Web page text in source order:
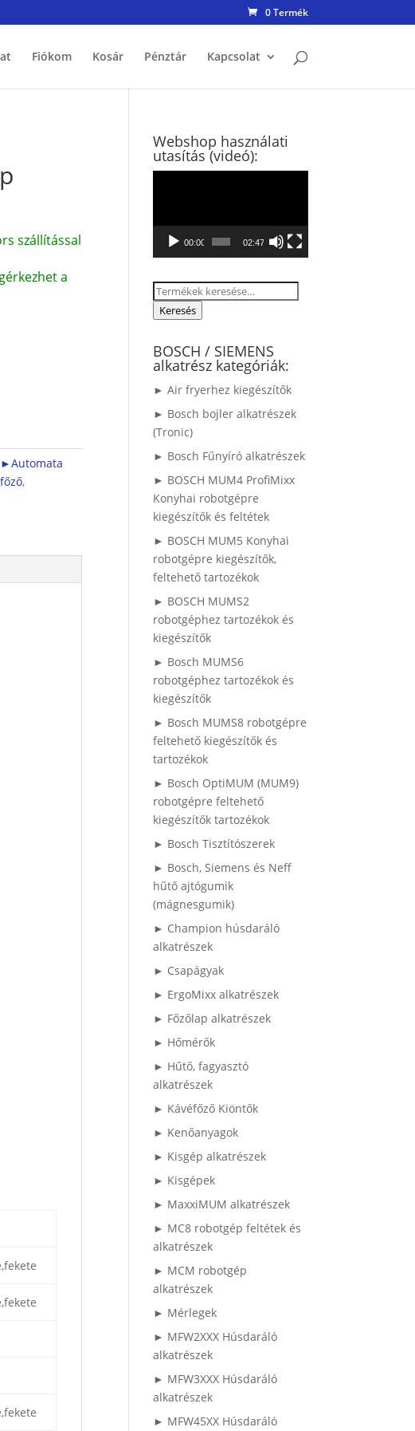
0 Termék
Fiókom Kosár Pénztár Kapcsolat
szállítással
a
►Automata
,
Webshop használati
utasítás (videó):
00:00 02:47
Keresés
Keresés
BOSCH / SIEMENS
alkatrész kategóriák:
► Air fryerhez kiegészítők
► Bosch bojler alkatrészek
(Tronic)
► Bosch Fűnyíró alkatrészek
► BOSCH MUM4 ProfiMixx
Konyhai robotgépre
kiegészítők és feltétek
► BOSCH MUM5 Konyhai
robotgépre kiegészítők,
feltehető tartozékok
► BOSCH MUMS2
robotgéphez tartozékok és
kiegészítők
► Bosch MUMS6
robotgéphez tartozékok és
kiegészítők
► Bosch MUMS8 robotgépre
feltehető kiegészítők és
tartozékok
► Bosch OptiMUM (MUM9)
robotgépre feltehető
kiegészítők tartozékok
► Bosch Tisztítószerek
► Bosch, Siemens és Neff
hűtő ajtógumik
(mágnesgumik)
► Champion húsdaráló
alkatrészek
► Csapágyak
► ErgoMixx alkatrészek
► Főzőlap alkatrészek
► Hőmérők
► Hűtő, fagyasztó
alkatrészek
► Kávéfőző Kiöntők
► Kenőanyagok
► Kisgép alkatrészek
► Kisgépek
► MaxxiMUM alkatrészek
► MC8 robotgép feltétek és
alkatrészek
► MCM robotgép
alkatrészek
► Mérlegek
► MFW2XXX Húsdaráló
alkatrészek
► MFW3XXX Húsdaráló
alkatrészek
► MFW45XX Húsdaráló